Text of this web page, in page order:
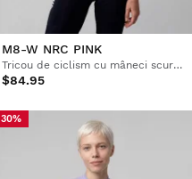
M8-W NRC PINK
Tricou de ciclism cu mâneci scurte din plasă pentru femei
$84.95
30%